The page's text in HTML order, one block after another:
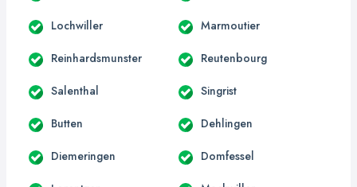
Lochwiller Marmoutier
Reinhardsmunster Reutenbourg
Salenthal Singrist
Butten Dehlingen
Diemeringen Domfessel